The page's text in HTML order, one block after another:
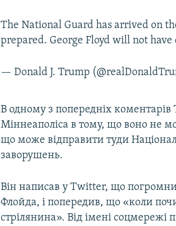
The National Guard has arrived on
prepared. George Floyd will not
— Donald J. Trump
В одному з попередніх
Міннеаполіса в тому, що воно не
що може відправити туди
заворушень.
Він написав у Twitter, що
Флойда, і попередив, що «коли
стрілянина». Від імені